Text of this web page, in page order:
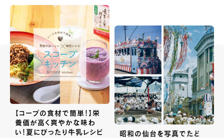
【コープの食材で簡単！】栄
養価が高く爽やかな味わ
い！夏にぴったり牛乳レシピ
昭和の仙台を写真でたど